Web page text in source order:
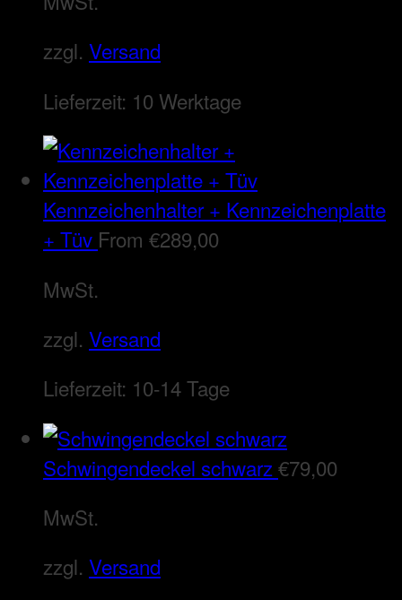
zzgl. Versand
Lieferzeit: 10 Werktage
Kennzeichenhalter + Kennzeichenplatte
+ Tüv From €289,00
MwSt.
zzgl. Versand
Lieferzeit: 10-14 Tage
Schwingendeckel schwarz€79,00
MwSt.
zzgl. Versand